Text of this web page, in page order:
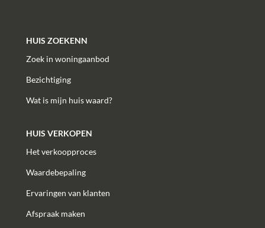
HUIS ZOEKENN
Zoek in woningaanbod
Bezichtiging
Wat is mijn huis waard?
HUIS VERKOPEN
Het verkoopproces
Waardebepaling
Ervaringen van klanten
Afspraak maken